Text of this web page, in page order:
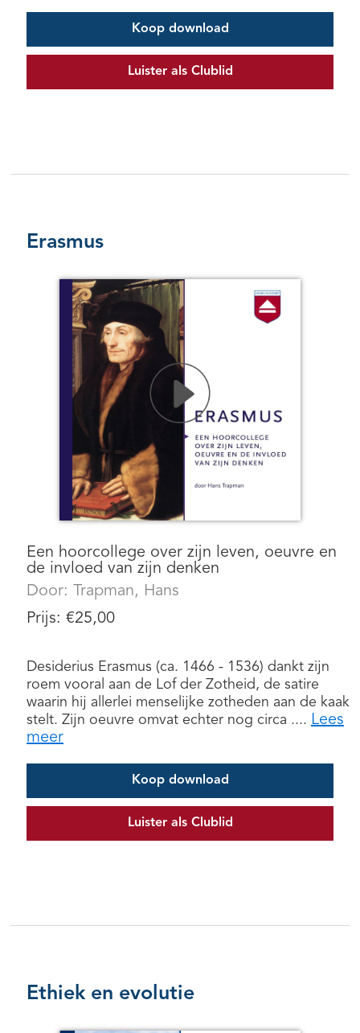
Koop download
Luister als Clublid
Erasmus
Een hoorcollege over zijn leven, oeuvre en
de invloed van zijn denken
Door: Trapman, Hans
Prijs: €25,00
Desiderius Erasmus (ca. 1466 - 1536) dankt zijn
roem vooral aan de Lof der Zotheid, de satire
waarin hij allerlei menselijke zotheden aan de kaak
stelt. Zijn oeuvre omvat echter nog circa .... Lees
meer
Koop download
Luister als Clublid
Ethiek en evolutie